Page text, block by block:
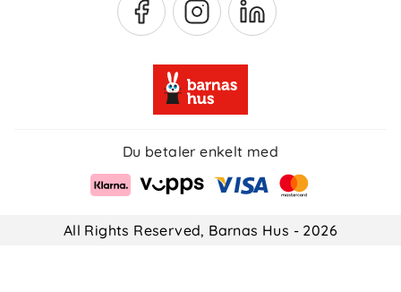
Du betaler enkelt med
All Rights Reserved, Barnas Hus - 2026